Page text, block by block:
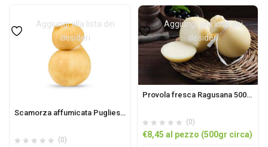
Aggiungi alla lista dei
desideri
Scamorza affumicata Pugliese al pezzo 300gr
(0)
Aggiungi alla lista dei
desideri
Provola fresca Ragusana 500GR circa
(0)
€8,45 al pezzo (500gr circa)